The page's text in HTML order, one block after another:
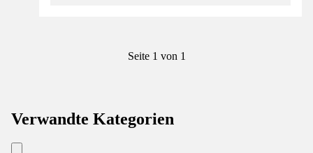
Seite 1 von 1
Verwandte Kategorien